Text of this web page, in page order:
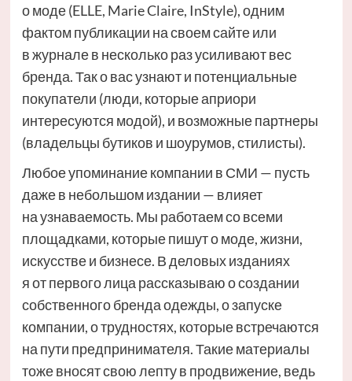
о моде (ELLE, Marie Claire, InStyle), одним
фактом публикации на своем сайте или
в журнале в несколько раз усиливают вес
бренда. Так о вас узнают и потенциальные
покупатели (люди, которые априори
интересуются модой), и возможные партнеры
(владельцы бутиков и шоурумов, стилисты).
Любое упоминание компании в СМИ — пусть
даже в небольшом издании — влияет
на узнаваемость. Мы работаем со всеми
площадками, которые пишут о моде, жизни,
искусстве и бизнесе. В деловых изданиях
я от первого лица рассказываю о создании
собственного бренда одежды, о запуске
компании, о трудностях, которые встречаются
на пути предпринимателя. Такие материалы
тоже вносят свою лепту в продвижение, ведь